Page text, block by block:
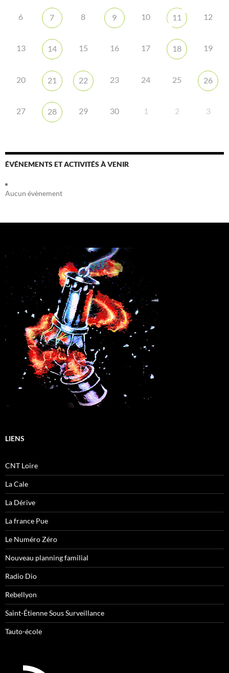
6 7 8 9 10 11 12
13 14 15 16 17 18 19
20 21 22 23 24 25 26
27 28 29 30 1 2 3
ÉVÉNEMENTS ET ACTIVITÉS À VENIR
Aucun évènement
LIENS
CNT Loire
La Cale
La Dérive
La france Pue
Le Numéro Zéro
Nouveau planning familial
Radio Dio
Rebellyon
Saint-Étienne Sous Surveillance
Tauto-école